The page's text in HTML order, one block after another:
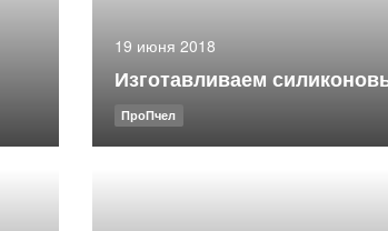
19 июня 2018
Изготавливаем
ПроПчел